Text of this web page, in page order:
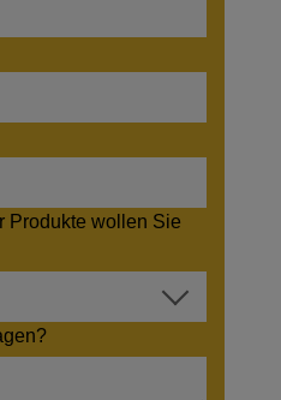
Produkte wollen Sie